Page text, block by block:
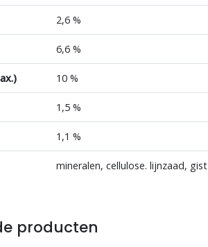
2,6 %
6,6 %
10 %
1,5 %
1,1 %
mineralen, cellulose. lijnzaad, gist
producten